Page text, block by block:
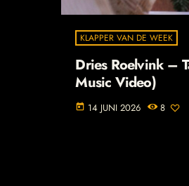
KLAPPER VAN DE WEEK
Dries Roelvink –
Music Video)
today 14 JUNI 2026 8